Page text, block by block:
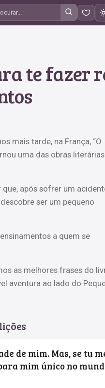
frases
te fazer
mais tarde, na França, “O
uma das obras literárias
após sofrer um
ser um pequeno
a quem se
as melhores frases do
aventura ao lado do
de mim. Mas, se tu
mim único no